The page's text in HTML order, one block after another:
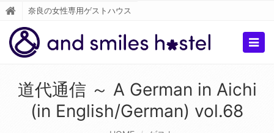
奈良の女性専用ゲストハウス
道代通信 ～ A German in Aichi
(in English/German) vol.68